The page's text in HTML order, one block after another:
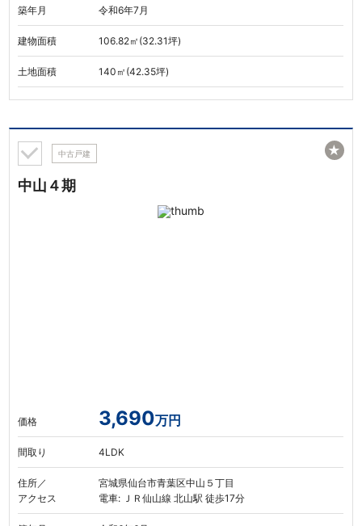
築年月 令和6年7月
建物面積 106.82㎡(32.31坪)
土地面積 140㎡(42.35坪)
中古戸建
中山４期
価格 3,690万円
間取り 4LDK
住所／
アクセス
宮城県仙台市青葉区中山５丁目
電車: ＪＲ仙山線 北山駅 徒歩17分
★